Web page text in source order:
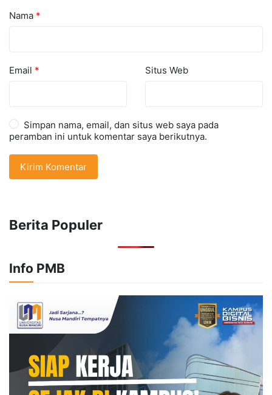
Nama *
Email * Situs Web
Simpan nama, email, dan situs web saya pada
peramban ini untuk komentar saya berikutnya.
Berita Populer
Info PMB